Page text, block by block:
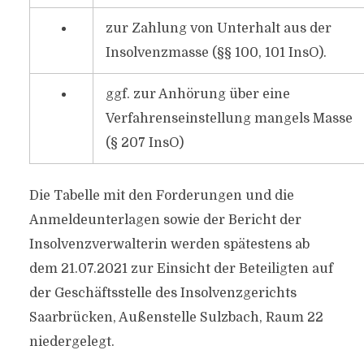
zur Zahlung von Unterhalt aus der
Insolvenzmasse (§§ 100, 101 InsO).
ggf. zur Anhörung über eine
Verfahrenseinstellung mangels Masse
(§ 207 InsO)
Die Tabelle mit den Forderungen und die
Anmeldeunterlagen sowie der Bericht der
Insolvenzverwalterin werden spätestens ab
dem 21.07.2021 zur Einsicht der Beteiligten auf
der Geschäftsstelle des Insolvenzgerichts
Saarbrücken, Außenstelle Sulzbach, Raum 22
niedergelegt.